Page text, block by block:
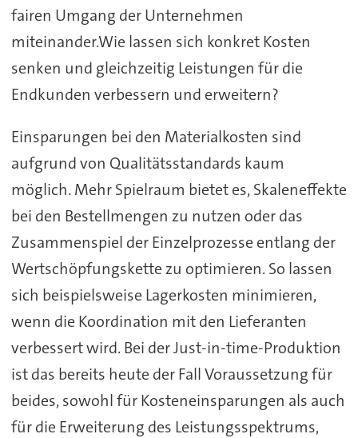
fairen Umgang der Unternehmen
miteinander.Wie lassen sich konkret Kosten
senken und gleichzeitig Leistungen für die
Endkunden verbessern und erweitern?
Einsparungen bei den Materialkosten sind
aufgrund von Qualitätsstandards kaum
möglich. Mehr Spielraum bietet es, Skaleneffekte
bei den Bestellmengen zu nutzen oder das
Zusammenspiel der Einzelprozesse entlang der
Wertschöpfungskette zu optimieren. So lassen
sich beispielsweise Lagerkosten minimieren,
wenn die Koordination mit den Lieferanten
verbessert wird. Bei der Just-in-time-Produktion
ist das bereits heute der Fall Voraussetzung für
beides, sowohl für Kosteneinsparungen als auch
für die Erweiterung des Leistungsspektrums,